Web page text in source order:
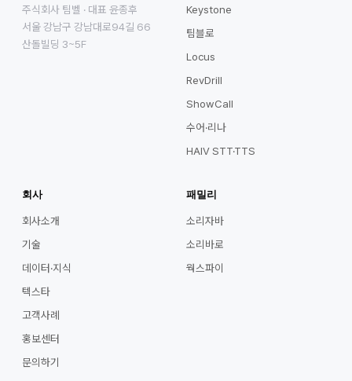
주식회사 팀벨 · 대표 윤종후
서울 강남구 강남대로94길 66
산돌빌딩 3~5F
Keystone
팀블로
Locus
RevDrill
ShowCall
수어·리나
HAIV STT·TTS
회사
회사소개
기술
데이터·지식
텍스타
고객사례
홍보센터
문의하기
패밀리
소리자바
소리바로
웍스파이